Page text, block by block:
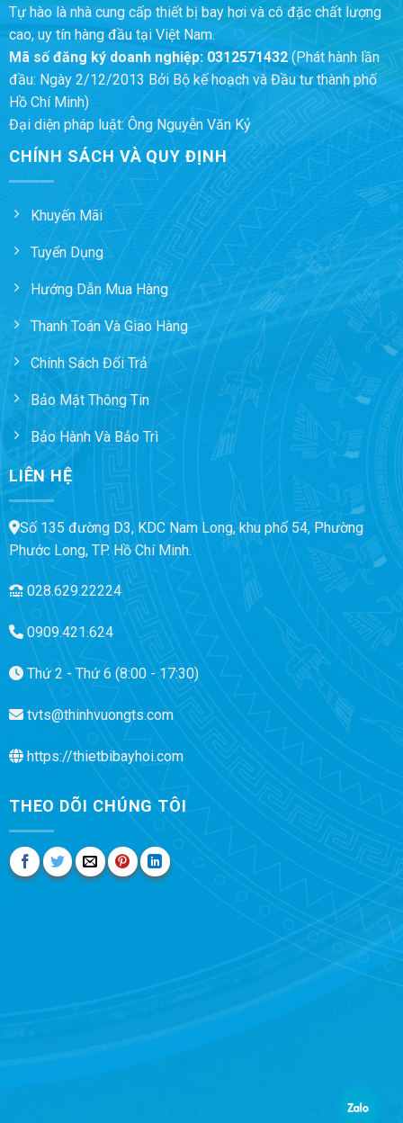
Tự hào là nhà cung cấp thiết bị bay hơi và cô đặc chất lượng
cao, uy tín hàng đầu tại Việt Nam.
Mã số đăng ký doanh nghiệp: 0312571432(Phát hành lần
đầu: Ngày 2/12/2013 Bởi Bộ kế hoạch và Đầu tư thành phố
Hồ Chí Minh)
Đại diện pháp luật: Ông Nguyễn Văn Kỷ
CHÍNH SÁCH VÀ QUY ĐỊNH
Khuyến Mãi
Tuyển Dụng
Hướng Dẫn Mua Hàng
Thanh Toán Và Giao Hàng
Chính Sách Đổi Trả
Bảo Mật Thông Tin
Bảo Hành Và Bảo Trì
LIÊN HỆ
Số 135 đường D3, KDC Nam Long, khu phố 54, Phường
Phước Long, TP. Hồ Chí Minh.
028.629.22224
0909.421.624
Thứ 2 - Thứ 6 (8:00 - 17:30)
tvts@thinhvuongts.com
https://thietbibayhoi.com
THEO DÕI CHÚNG TÔI